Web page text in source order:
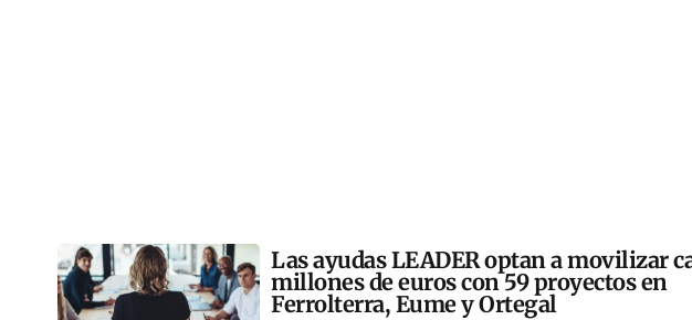
Las ayudas LEADER optan a movilizar
millones de euros con 59 proyectos en
Ferrolterra, Eume y Ortegal